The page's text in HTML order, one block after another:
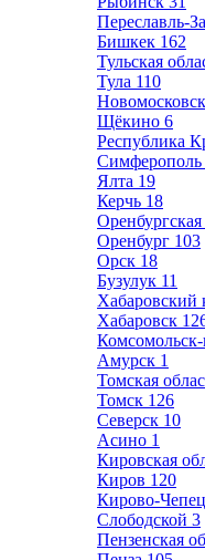
Переславль-
Бишкек 162
Тульская
Тула 110
Новомосковск
Щёкино 6
Республика
Симферополь
Ялта 19
Керчь 18
Оренбургская
Оренбург 103
Орск 18
Бузулук 11
Хабаровский
Хабаровск
Амурск 1
Томская
Томск 126
Северск 10
Асино 1
Кировская
Киров 120
Кирово-
Слободской 3
Пензенская